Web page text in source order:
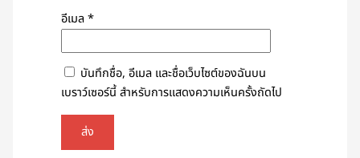
อีเมล*
บันทึกชื่อ, อีเมล และชื่อเว็บไซต์ของฉันบน
เบราว์เซอร์นี้ สำหรับการแสดงความเห็นครั้งถัดไป